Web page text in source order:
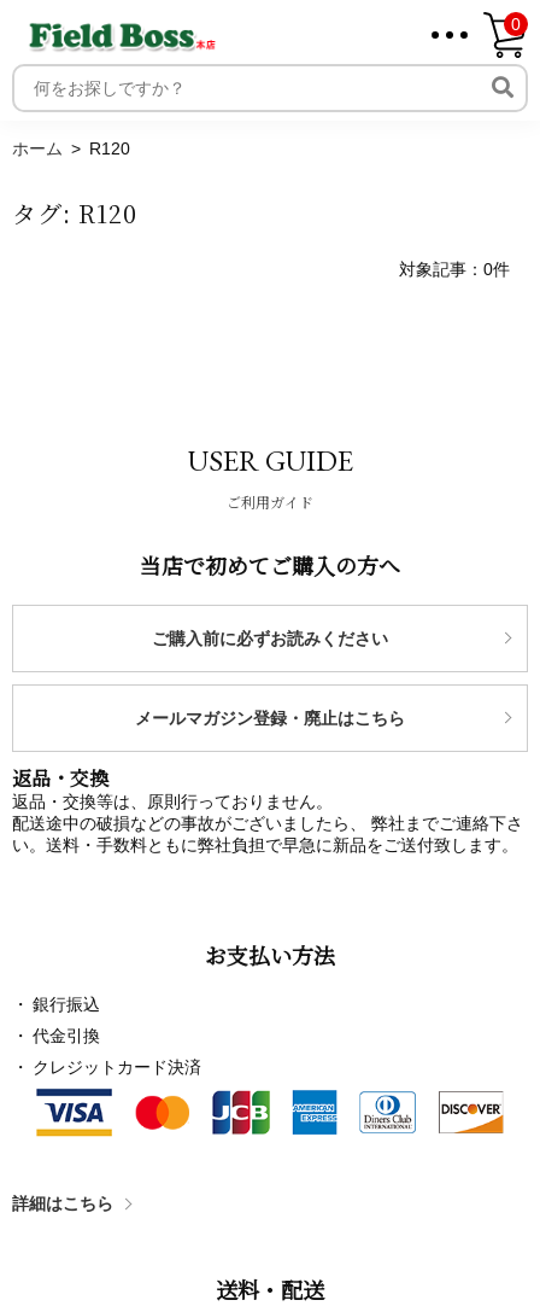
ホーム
0
ホーム R120
タグ: R120
対象記事：0件
USER GUIDE
ご利用ガイド
当店で初めてご購入の方へ
ご購入前に必ずお読みください
メールマガジン登録・廃止はこちら
返品・交換
返品・交換等は、原則行っておりません。
配送途中の破損などの事故がございましたら、 弊社までご連絡下さ
い。送料・手数料ともに弊社負担で早急に新品をご送付致します。
お支払い方法
銀行振込
代金引換
クレジットカード決済
詳細はこちら
送料・配送